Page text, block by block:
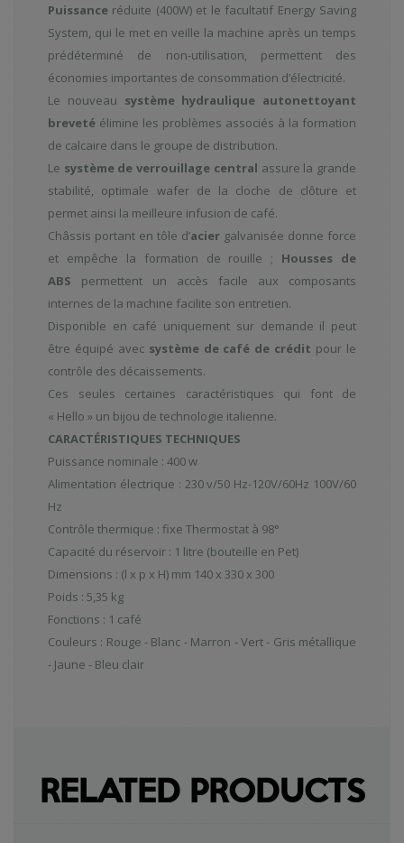
Puissance réduite (400W) et le facultatif Energy Saving
System, qui le met en veille la machine après un temps
prédéterminé de non-utilisation, permettent des
économies importantes de consommation d’électricité.
Le nouveau système hydraulique autonettoyant
breveté élimine les problèmes associés à la formation
de calcaire dans le groupe de distribution.
Le système de verrouillage central assure la grande
stabilité, optimale wafer de la cloche de clôture et
permet ainsi la meilleure infusion de café.
Châssis portant en tôle d’acier galvanisée donne force
et empêche la formation de rouille ; Housses de
ABS permettent un accès facile aux composants
internes de la machine facilite son entretien.
Disponible en café uniquement sur demande il peut
être équipé avec système de café de crédit pour le
contrôle des décaissements.
Ces seules certaines caractéristiques qui font de
« Hello » un bijou de technologie italienne.
CARACTÉRISTIQUES TECHNIQUES
Puissance nominale : 400 w
Alimentation électrique : 230 v/50 Hz-120V/60Hz 100V/60
Hz
Contrôle thermique : fixe Thermostat à 98°
Capacité du réservoir : 1 litre (bouteille en Pet)
Dimensions : (l x p x H) mm 140 x 330 x 300
Poids : 5,35 kg
Fonctions : 1 café
Couleurs : Rouge - Blanc - Marron - Vert - Gris métallique
- Jaune - Bleu clair
RELATED PRODUCTS